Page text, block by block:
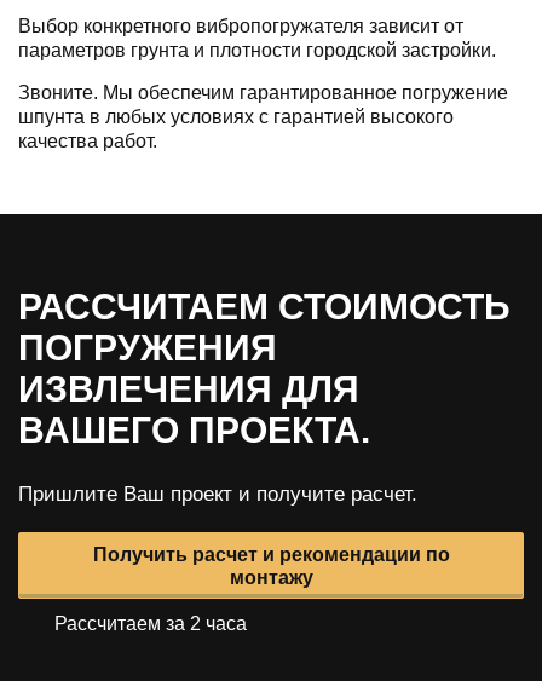
Выбор конкретного вибропогружателя зависит от
параметров грунта и плотности городской застройки.
Звоните. Мы обеспечим гарантированное погружение
шпунта в любых условиях с гарантией высокого
качества работ.
РАССЧИТАЕМ СТОИМОСТЬ
ПОГРУЖЕНИЯ
ИЗВЛЕЧЕНИЯ ДЛЯ
ВАШЕГО ПРОЕКТА.
Пришлите Ваш проект и получите расчет.
Получить расчет и рекомендации по
монтажу
Рассчитаем за 2 часа